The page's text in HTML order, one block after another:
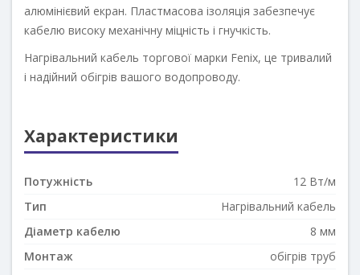
алюмінієвий екран. Пластмасова ізоляція забезпечує
кабелю високу механічну міцність і гнучкість.
Нагрівальний кабель торгової марки Fenix, це тривалий
і надійний обігрів вашого водопроводу.
Характеристики
Потужність
12 Вт/м
Тип
Нагрівальний кабель
Діаметр кабелю
8 мм
Монтаж
обігрів труб